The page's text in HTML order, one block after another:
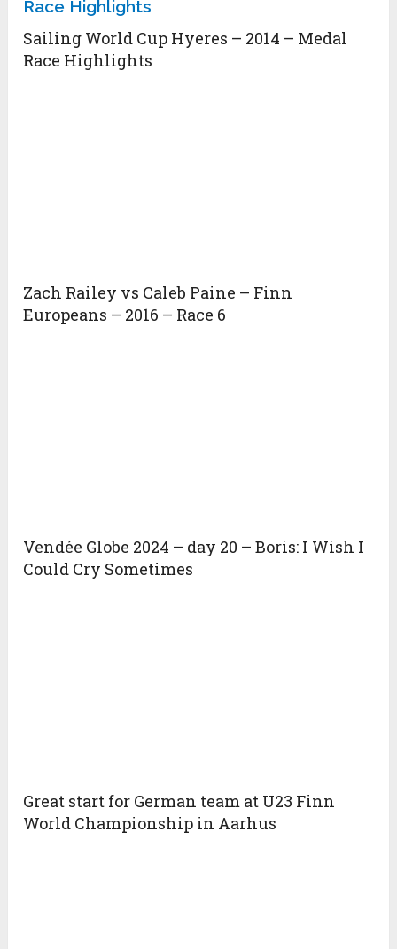
Sailing World Cup Hyeres – 2014 – Medal
Race Highlights
Zach Railey vs Caleb Paine – Finn
Europeans – 2016 – Race 6
Vendée Globe 2024 – day 20 – Boris: I Wish I
Could Cry Sometimes
Great start for German team at U23 Finn
World Championship in Aarhus